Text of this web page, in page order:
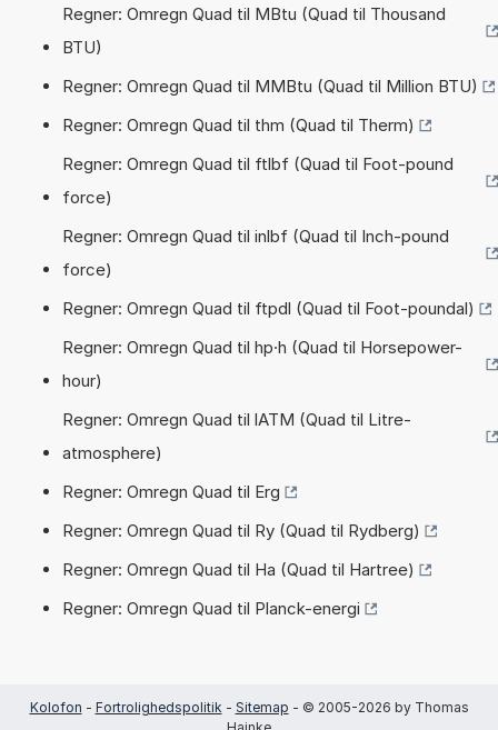
Regner: Omregn Quad til MBtu (Quad til Thousand
BTU)
Regner: Omregn Quad til MMBtu (Quad til Million BTU)
Regner: Omregn Quad til thm (Quad til Therm)
Regner: Omregn Quad til ftlbf (Quad til Foot-pound
force)
Regner: Omregn Quad til inlbf (Quad til Inch-pound
force)
Regner: Omregn Quad til ftpdl (Quad til Foot-poundal)
Regner: Omregn Quad til hp·h (Quad til Horsepower-
hour)
Regner: Omregn Quad til lATM (Quad til Litre-
atmosphere)
Regner: Omregn Quad til Erg
Regner: Omregn Quad til Ry (Quad til Rydberg)
Regner: Omregn Quad til Ha (Quad til Hartree)
Regner: Omregn Quad til Planck-energi
Kolofon - Fortrolighedspolitik - Sitemap - © 2005-2026 by Thomas